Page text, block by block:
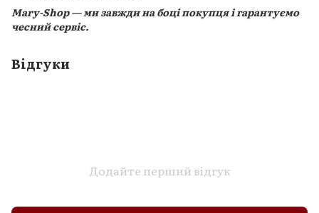
Mary-Shop — ми завжди на боці покупця і гарантуємо
чесний сервіс.
Відгуки
Додайте перший відгук